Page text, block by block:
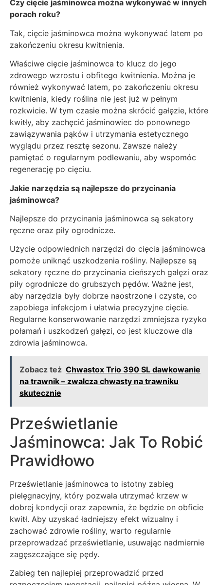
Czy cięcie jaśminowca można wykonywać w innych
porach roku?
Tak, cięcie jaśminowca można wykonywać latem po
zakończeniu okresu kwitnienia.
Właściwe cięcie jaśminowca to klucz do jego
zdrowego wzrostu i obfitego kwitnienia. Można je
również wykonywać latem, po zakończeniu okresu
kwitnienia, kiedy roślina nie jest już w pełnym
rozkwicie. W tym czasie można skrócić gałęzie, które
kwitły, aby zachęcić jaśminowiec do ponownego
zawiązywania pąków i utrzymania estetycznego
wyglądu przez resztę sezonu. Zawsze należy
pamiętać o regularnym podlewaniu, aby wspomóc
regenerację po cięciu.
Jakie narzędzia są najlepsze do przycinania
jaśminowca?
Najlepsze do przycinania jaśminowca są sekatory
ręczne oraz piły ogrodnicze.
Użycie odpowiednich narzędzi do cięcia jaśminowca
pomoże uniknąć uszkodzenia rośliny. Najlepsze są
sekatory ręczne do przycinania cieńszych gałęzi oraz
piły ogrodnicze do grubszych pędów. Ważne jest,
aby narzędzia były dobrze naostrzone i czyste, co
zapobiega infekcjom i ułatwia precyzyjne cięcie.
Regularne konserwowanie narzędzi zmniejsza ryzyko
połamań i uszkodzeń gałęzi, co jest kluczowe dla
zdrowia jaśminowca.
Zobacz też Chwastox Trio 390 SL dawkowanie
na trawnik – zwalcza chwasty na trawniku
skutecznie
Prześwietlanie
Jaśminowca: Jak To Robić
Prawidłowo
Prześwietlanie jaśminowca to istotny zabieg
pielęgnacyjny, który pozwala utrzymać krzew w
dobrej kondycji oraz zapewnia, że będzie on obficie
kwitł. Aby uzyskać ładniejszy efekt wizualny i
zachować zdrowie rośliny, warto regularnie
przeprowadzać prześwietlanie, usuwając nadmiernie
zagęszczające się pędy.
Zabieg ten najlepiej przeprowadzić przed